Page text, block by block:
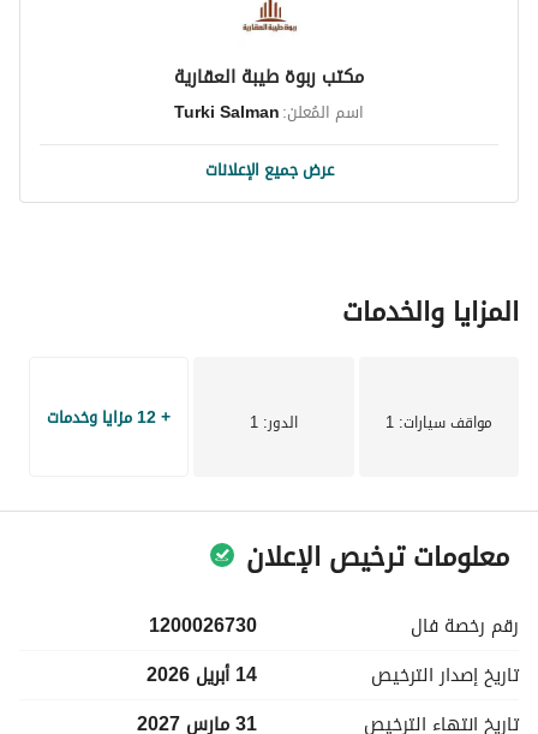
مكتب ربوة طيبة العقارية
اسم المُعلن:Turki Salman
عرض جميع الإعلانات
المزايا والخدمات
مواقف سيارات: 1 الدور: 1 + 12 مزايا وخدمات
معلومات ترخيص الإعلان
رقم رخصة فال
1200026730
تاريخ إصدار الترخيص
14 أبريل 2026
تاريخ انتهاء الترخيص 31 مارس 2027